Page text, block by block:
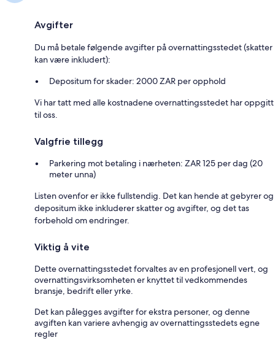
Avgifter
Du må betale følgende avgifter på overnattingsstedet (skatter
kan være inkludert):
Depositum for skader: 2000 ZAR per opphold
Vi har tatt med alle kostnadene overnattingsstedet har oppgitt
til oss.
Valgfrie tillegg
Parkering mot betaling i nærheten: ZAR 125 per dag (20
meter unna)
Listen ovenfor er ikke fullstendig. Det kan hende at gebyrer og
depositum ikke inkluderer skatter og avgifter, og det tas
forbehold om endringer.
Viktig å vite
Dette overnattingsstedet forvaltes av en profesjonell vert, og
overnattingsvirksomheten er knyttet til vedkommendes
bransje, bedrift eller yrke.
Det kan pålegges avgifter for ekstra personer, og denne
avgiften kan variere avhengig av overnattingsstedets egne
regler